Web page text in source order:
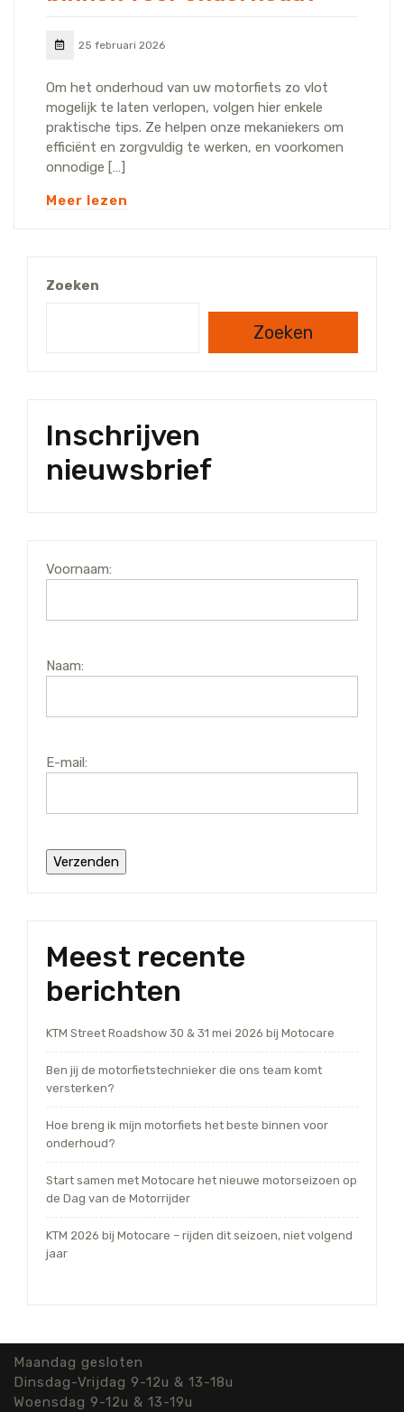
25 februari 2026
Om het onderhoud van uw motorfiets zo vlot
mogelijk te laten verlopen, volgen hier enkele
praktische tips. Ze helpen onze mekaniekers om
efficiënt en zorgvuldig te werken, en voorkomen
onnodige […]
Meer lezen
Zoeken
Zoeken
Inschrijven
nieuwsbrief
Voornaam:
Naam:
E-mail:
Meest recente
berichten
KTM Street Roadshow 30 & 31 mei 2026 bij Motocare
Ben jij de motorfietstechnieker die ons team komt
versterken?
Hoe breng ik mijn motorfiets het beste binnen voor
onderhoud?
Start samen met Motocare het nieuwe motorseizoen op
de Dag van de Motorrijder
KTM 2026 bij Motocare – rijden dit seizoen, niet volgend
jaar
Maandag gesloten
Dinsdag-Vrijdag 9-12u & 13-18u
Woensdag 9-12u & 13-19u